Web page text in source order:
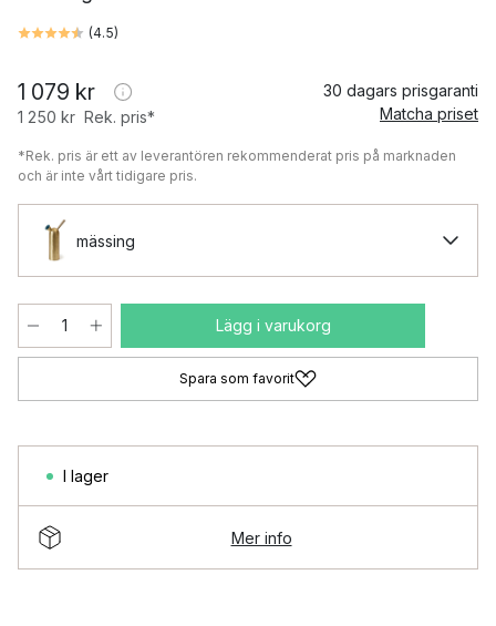
(4.5)
1 079 kr
1 250 kr Rek. pris*
30 dagars prisgaranti
Matcha priset
*Rek. pris är ett av leverantören rekommenderat pris på marknaden
och är inte vårt tidigare pris.
mässing
Lägg i varukorg
Spara som favorit
I lager
Mer info